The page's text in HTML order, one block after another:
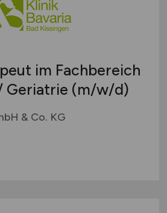
im Fachbereich
Geriatrie (m/w/d)
& Co. KG